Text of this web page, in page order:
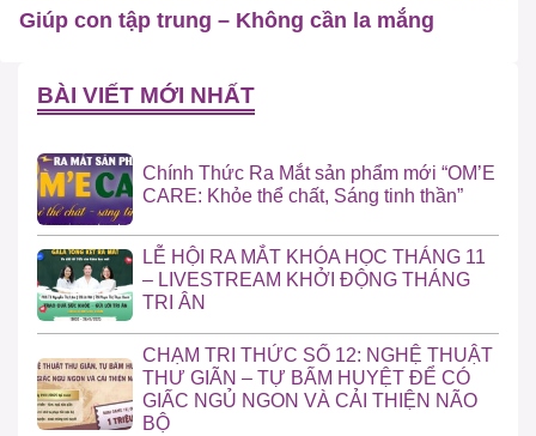
Giúp con tập trung – Không cần la mắng
BÀI VIẾT MỚI NHẤT
Chính Thức Ra Mắt sản phẩm mới “OM’E
CARE: Khỏe thể chất, Sáng tinh thần”
LỄ HỘI RA MẮT KHÓA HỌC THÁNG 11
– LIVESTREAM KHỞI ĐỘNG THÁNG
TRI ÂN
CHẠM TRI THỨC SỐ 12: NGHỆ THUẬT
THƯ GIÃN – TỰ BẤM HUYỆT ĐỂ CÓ
GIẤC NGỦ NGON VÀ CẢI THIỆN NÃO
BỘ